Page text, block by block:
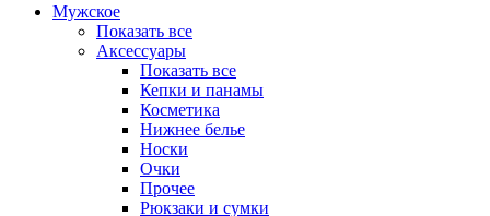
Мужское
Показать все
Аксессуары
Показать все
Кепки и панамы
Косметика
Нижнее белье
Носки
Очки
Прочее
Рюкзаки и сумки